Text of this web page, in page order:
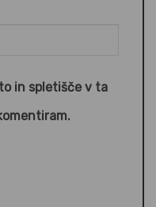
in spletišče v ta